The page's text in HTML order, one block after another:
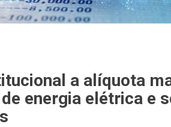
a alíquota
energia elétrica e